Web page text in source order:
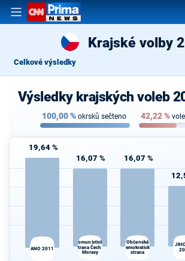
Krajské volby
Celkové výsledky
Výsledky krajských voleb
100,00% okrsků sečteno 42,22%
19,64 %
ANO 2011
16,07 %
Komunistická
strana Čech a
Moravy
16,07 %
Občanská
demokratická
strana